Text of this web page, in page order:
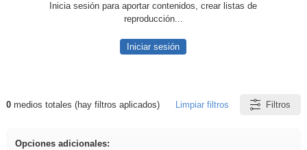
Inicia sesión para aportar contenidos, crear listas de
reproducción...
Iniciar sesión
Resultados de: rezo
0medios totales (hay filtros aplicados) Limpiar filtros Filtros
Opciones adicionales: